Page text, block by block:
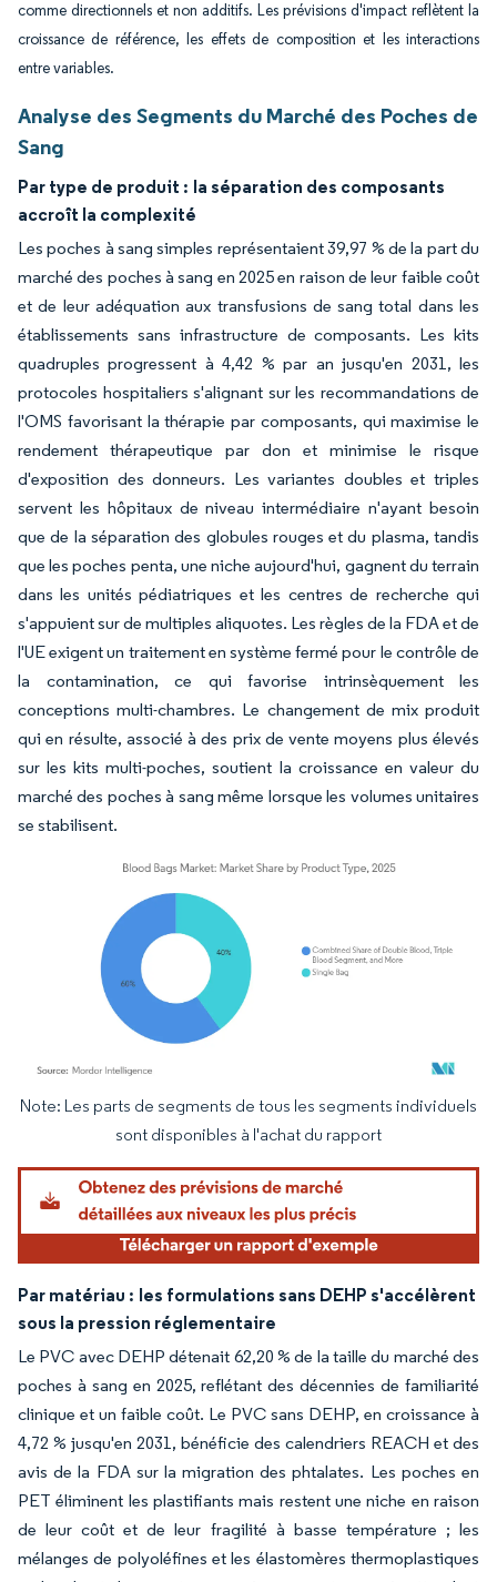
comme directionnels et non additifs. Les prévisions d'impact reflètent la
croissance de référence, les effets de composition et les interactions
entre variables.
Analyse des Segments du Marché des Poches de
Sang
Par type de produit : la séparation des composants
accroît la complexité
Les poches à sang simples représentaient 39,97 % de la part du
marché des poches à sang en 2025 en raison de leur faible coût
et de leur adéquation aux transfusions de sang total dans les
établissements sans infrastructure de composants. Les kits
quadruples progressent à 4,42 % par an jusqu'en 2031, les
protocoles hospitaliers s'alignant sur les recommandations de
l'OMS favorisant la thérapie par composants, qui maximise le
rendement thérapeutique par don et minimise le risque
d'exposition des donneurs. Les variantes doubles et triples
servent les hôpitaux de niveau intermédiaire n'ayant besoin
que de la séparation des globules rouges et du plasma, tandis
que les poches penta, une niche aujourd'hui, gagnent du terrain
dans les unités pédiatriques et les centres de recherche qui
s'appuient sur de multiples aliquotes. Les règles de la FDA et de
l'UE exigent un traitement en système fermé pour le contrôle de
la contamination, ce qui favorise intrinsèquement les
conceptions multi-chambres. Le changement de mix produit
qui en résulte, associé à des prix de vente moyens plus élevés
sur les kits multi-poches, soutient la croissance en valeur du
marché des poches à sang même lorsque les volumes unitaires
se stabilisent.
Image © Mordor Intelligence. La réutilisation nécessite une attribution sous CC BY
Note: Les parts de segments de tous les segments individuels
sont disponibles à l'achat du rapport
Par matériau : les formulations sans DEHP s'accélèrent
sous la pression réglementaire
Le PVC avec DEHP détenait 62,20 % de la taille du marché des
poches à sang en 2025, reflétant des décennies de familiarité
clinique et un faible coût. Le PVC sans DEHP, en croissance à
4,72 % jusqu'en 2031, bénéficie des calendriers REACH et des
avis de la FDA sur la migration des phtalates. Les poches en
PET éliminent les plastifiants mais restent une niche en raison
de leur coût et de leur fragilité à basse température ; les
mélanges de polyoléfines et les élastomères thermoplastiques